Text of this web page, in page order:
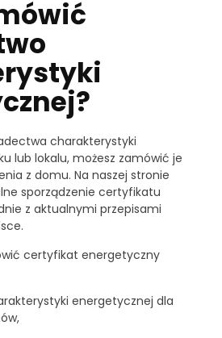
charakterystyki
lub lokalu, możesz zamówić je
z domu. Na naszej stronie
sporządzenie certyfikatu
z aktualnymi przepisami
certyfikat energetyczny
energetycznej dla